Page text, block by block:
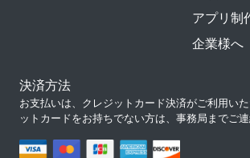
アプリ制
企業様へ
決済方法
お支払いは、クレジットカード決済がご利用い
ットカードをお持ちでない方は、事務局までご連